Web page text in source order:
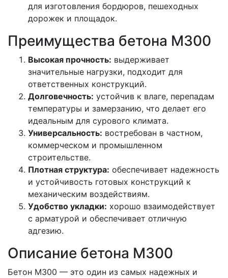
для изготовления бордюров, пешеходных
дорожек и площадок.
Преимущества бетона М300
Высокая прочность: выдерживает
значительные нагрузки, подходит для
ответственных конструкций.
Долговечность: устойчив к влаге, перепадам
температуры и замерзанию, что делает его
идеальным для сурового климата.
Универсальность: востребован в частном,
коммерческом и промышленном
строительстве.
Плотная структура: обеспечивает надежность
и устойчивость готовых конструкций к
механическим воздействиям.
Удобство укладки: хорошо взаимодействует
с арматурой и обеспечивает отличную
адгезию.
Описание бетона М300
Бетон М300 — это один из самых надежных и